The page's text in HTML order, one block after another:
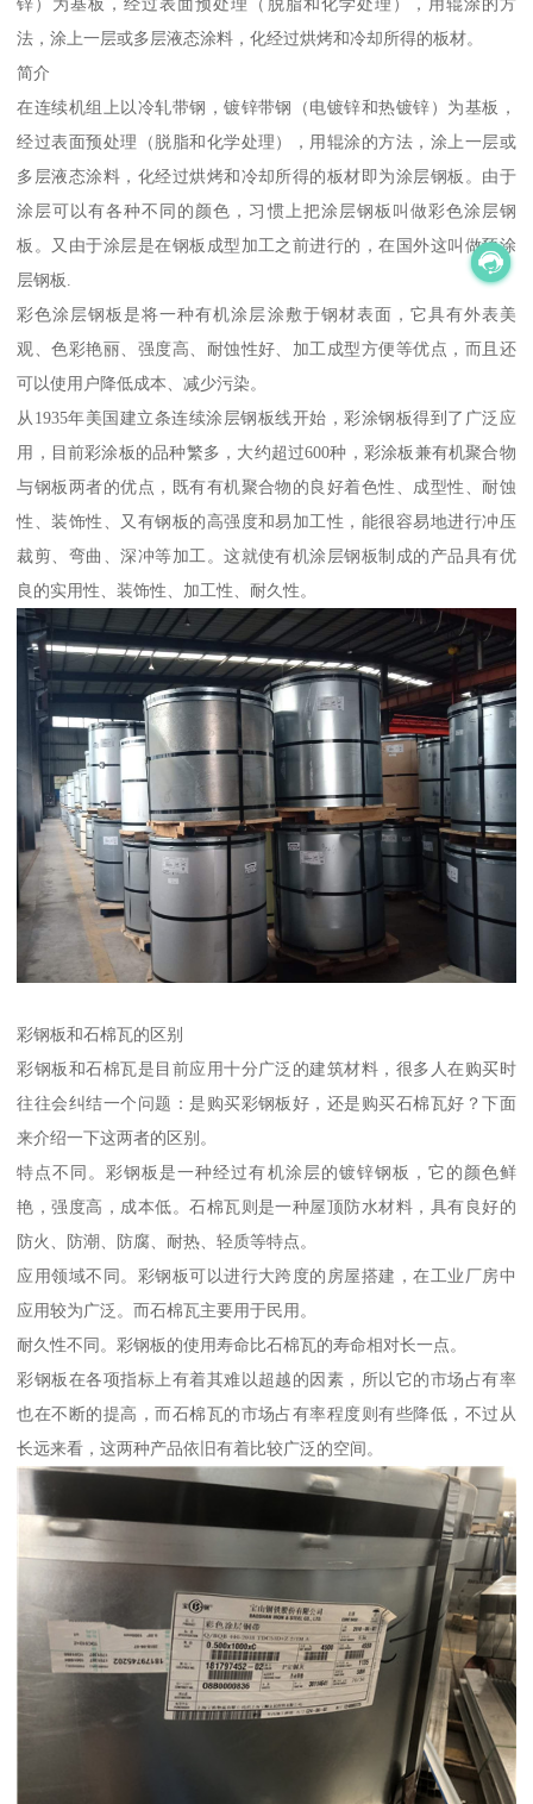
法，涂上一层或多层液态涂料，化经过烘烤和冷却所得的板材。
简介
在连续机组上以冷轧带钢，镀锌带钢（电镀锌和热镀锌）为基板，
经过表面预处理（脱脂和化学处理），用辊涂的方法，涂上一层或
多层液态涂料，化经过烘烤和冷却所得的板材即为涂层钢板。由于
涂层可以有各种不同的颜色，习惯上把涂层钢板叫做彩色涂层钢
板。又由于涂层是在钢板成型加工之前进行的，在国外这叫做预涂
层钢板.
彩色涂层钢板是将一种有机涂层涂敷于钢材表面，它具有外表美
观、色彩艳丽、强度高、耐蚀性好、加工成型方便等优点，而且还
可以使用户降低成本、减少污染。
从1935年美国建立条连续涂层钢板线开始，彩涂钢板得到了广泛应
用，目前彩涂板的品种繁多，大约超过600种，彩涂板兼有机聚合物
与钢板两者的优点，既有有机聚合物的良好着色性、成型性、耐蚀
性、装饰性、又有钢板的高强度和易加工性，能很容易地进行冲压
裁剪、弯曲、深冲等加工。这就使有机涂层钢板制成的产品具有优
良的实用性、装饰性、加工性、耐久性。
彩钢板和石棉瓦的区别
彩钢板和石棉瓦是目前应用十分广泛的建筑材料，很多人在购买时
往往会纠结一个问题：是购买彩钢板好，还是购买石棉瓦好？下面
来介绍一下这两者的区别。
特点不同。彩钢板是一种经过有机涂层的镀锌钢板，它的颜色鲜
艳，强度高，成本低。石棉瓦则是一种屋顶防水材料，具有良好的
防火、防潮、防腐、耐热、轻质等特点。
应用领域不同。彩钢板可以进行大跨度的房屋搭建，在工业厂房中
应用较为广泛。而石棉瓦主要用于民用。
耐久性不同。彩钢板的使用寿命比石棉瓦的寿命相对长一点。
彩钢板在各项指标上有着其难以超越的因素，所以它的市场占有率
也在不断的提高，而石棉瓦的市场占有率程度则有些降低，不过从
长远来看，这两种产品依旧有着比较广泛的空间。